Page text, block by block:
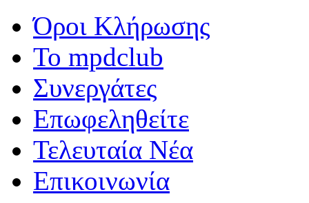
Όροι Κλήρωσης
To mpdclub
Συνεργάτες
Επωφεληθείτε
Τελευταία Νέα
Επικοινωνία